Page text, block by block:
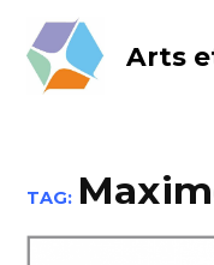
content
Arts
TAG: